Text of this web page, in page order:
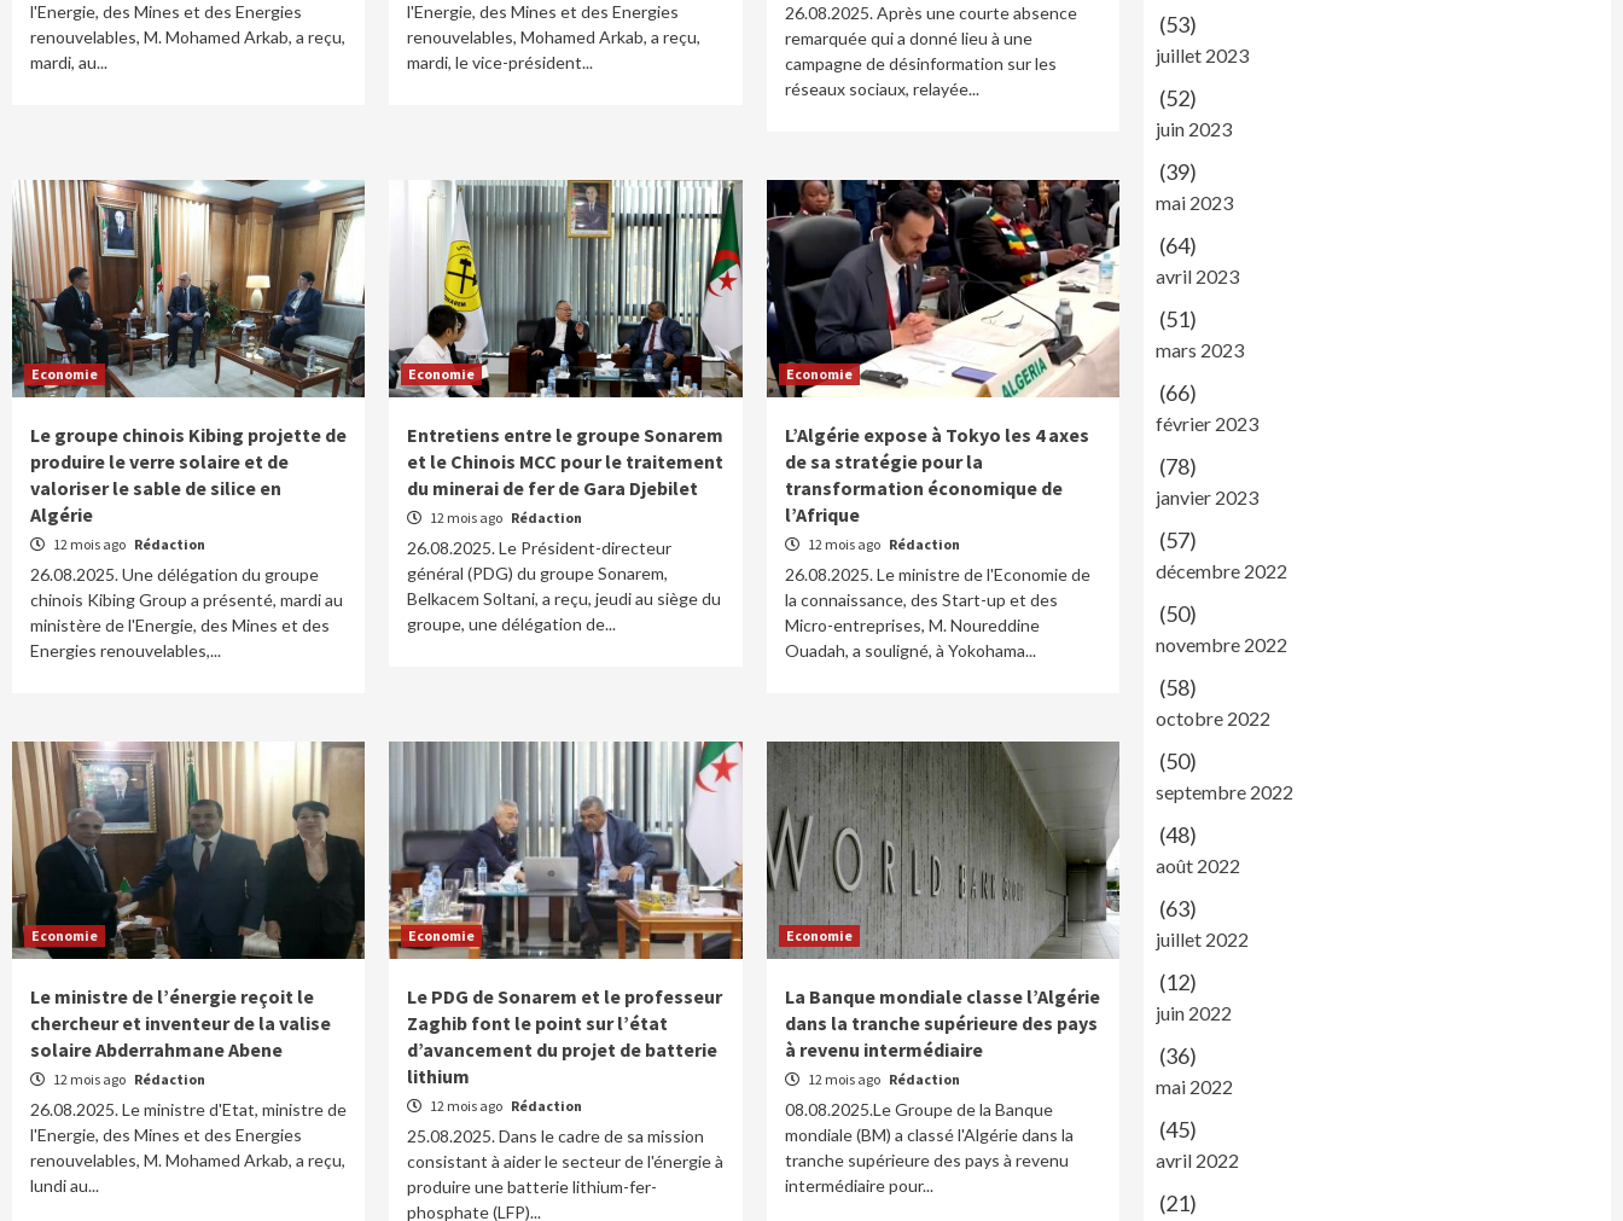
l'Energie, des Mines et des Energies
renouvelables, M. Mohamed Arkab, a reçu,
mardi, au...
l'Energie, des Mines et des Energies
renouvelables, Mohamed Arkab, a reçu,
mardi, le vice-président...
26.08.2025. Après une courte absence
remarquée qui a donné lieu à une
campagne de désinformation sur les
réseaux sociaux, relayée...
Economie
Le groupe chinois Kibing projette de
produire le verre solaire et de
valoriser le sable de silice en
Algérie
12 mois ago Rédaction
26.08.2025. Une délégation du groupe
chinois Kibing Group a présenté, mardi au
ministère de l'Energie, des Mines et des
Energies renouvelables,...
Economie
Entretiens entre le groupe Sonarem
et le Chinois MCC pour le traitement
du minerai de fer de Gara Djebilet
12 mois ago Rédaction
26.08.2025. Le Président-directeur
général (PDG) du groupe Sonarem,
Belkacem Soltani, a reçu, jeudi au siège du
groupe, une délégation de...
Economie
L’Algérie expose à Tokyo les 4 axes
de sa stratégie pour la
transformation économique de
l’Afrique
12 mois ago Rédaction
26.08.2025. Le ministre de l'Economie de
la connaissance, des Start-up et des
Micro-entreprises, M. Noureddine
Ouadah, a souligné, à Yokohama...
Economie
Le ministre de l’énergie reçoit le
chercheur et inventeur de la valise
solaire Abderrahmane Abene
12 mois ago Rédaction
26.08.2025. Le ministre d'Etat, ministre de
l'Energie, des Mines et des Energies
renouvelables, M. Mohamed Arkab, a reçu,
lundi au...
Economie
Le PDG de Sonarem et le professeur
Zaghib font le point sur l’état
d’avancement du projet de batterie
lithium
12 mois ago Rédaction
25.08.2025. Dans le cadre de sa mission
consistant à aider le secteur de l'énergie à
produire une batterie lithium-fer-
phosphate (LFP)...
Economie
La Banque mondiale classe l’Algérie
dans la tranche supérieure des pays
à revenu intermédiaire
12 mois ago Rédaction
08.08.2025.Le Groupe de la Banque
mondiale (BM) a classé l'Algérie dans la
tranche supérieure des pays à revenu
intermédiaire pour...
(53)
juillet 2023
(52)
juin 2023
(39)
mai 2023
(64)
avril 2023
(51)
mars 2023
(66)
février 2023
(78)
janvier 2023
(57)
décembre 2022
(50)
novembre 2022
(58)
octobre 2022
(50)
septembre 2022
(48)
août 2022
(63)
juillet 2022
(12)
juin 2022
(36)
mai 2022
(45)
avril 2022
(21)